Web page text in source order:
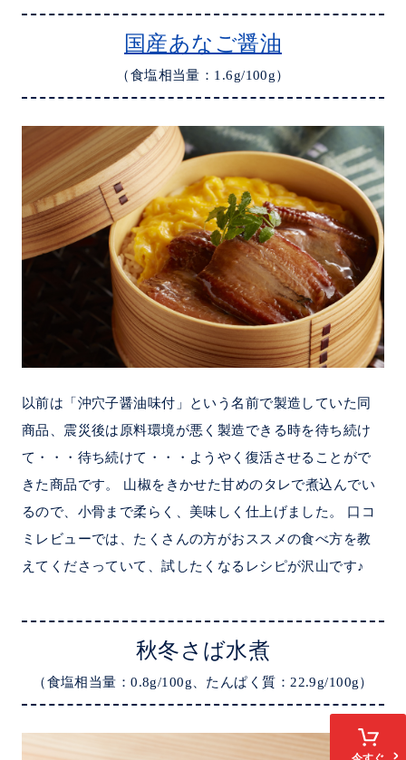
国産あなご醤油
（食塩相当量：1.6g/100g）
以前は「沖穴子醤油味付」という名前で製造していた同
商品、震災後は原料環境が悪く製造できる時を待ち続け
て・・・待ち続けて・・・ようやく復活させることがで
きた商品です。 山椒をきかせた甘めのタレで煮込んでい
るので、小骨まで柔らく、美味しく仕上げました。 口コ
ミレビューでは、たくさんの方がおススメの食べ方を教
えてくださっていて、試したくなるレシピが沢山です♪
秋冬さば水煮
（食塩相当量：0.8g/100g、たんぱく質：22.9g/100g）